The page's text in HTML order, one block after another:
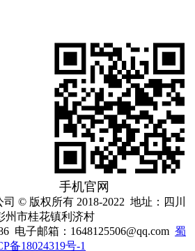
机官网
© 版权所有 2018-2022 地址：四川
州市桂花镇利济村
电子邮箱：1648125506@qq.com 蜀
备18024319号-1